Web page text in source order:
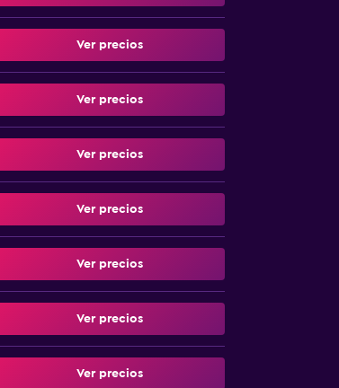
Ver precios
Ver precios
Ver precios
Ver precios
Ver precios
Ver precios
Ver precios